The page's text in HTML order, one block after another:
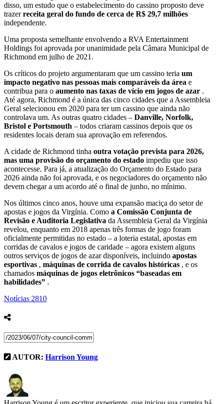
disso, um estudo que o estabelecimento do cassino proposto deve
trazerreceita geral do fundo de cerca de R$ 29,7 milhões
independente.
Uma proposta semelhante envolvendo a RVA Entertainment
Holdings foi aprovada por unanimidade pela Câmara Municipal de
Richmond em julho de 2021.
Os críticos do projeto argumentaram que um cassino teria um
impacto negativo nas pessoas mais comparáveis ​​​​da área e
contribua para o aumento nas taxas de vício em jogos de azar .
Até agora, Richmond é a única das cinco cidades que a Assembleia
Geral selecionou em 2020 para ter um cassino que ainda não
controlava um. As outras quatro cidades – Danville, Norfolk,
Bristol e Portsmouth – todos criaram cassinos depois que os
residentes locais deram sua aprovação em referendos.
A cidade de Richmond tinha outra votação prevista para 2026,
mas uma provisão do orçamento do estado impediu que isso
acontecesse. Para já, a atualização do Orçamento do Estado para
2026 ainda não foi aprovada, e os negociadores do orçamento não
devem chegar a um acordo até o final de junho, no mínimo.
Nos últimos cinco anos, houve uma expansão maciça do setor de
apostas e jogos da Virgínia. Como a Comissão Conjunta de
Revisão e Auditoria Legislativa da Assembleia Geral da Virgínia
revelou, enquanto em 2018 apenas três formas de jogo foram
oficialmente permitidas no estado – a loteria estatal, apostas em
corridas de cavalos e jogos de caridade – agora existem alguns
outros serviços de jogos de azar disponíveis, incluindo apostas
esportivas , máquinas de corrida de cavalos históricas , e os
chamados máquinas de jogos eletrônicos “baseadas em
habilidades” .
Notícias 2810
AUTOR: Harrison Young